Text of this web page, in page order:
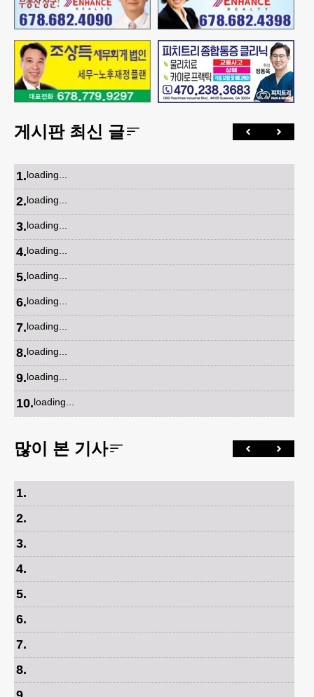
게시판 최신 글
1.loading...
2.loading...
3.loading...
4.loading...
5.loading...
6.loading...
7.loading...
8.loading...
9.loading...
10.loading...
많이 본 기사
1.
2.
3.
4.
5.
6.
7.
8.